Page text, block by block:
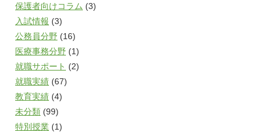
保護者向けコラム (3)
入試情報 (3)
公務員分野 (16)
医療事務分野 (1)
就職サポート (2)
就職実績 (67)
教育実績 (4)
未分類 (99)
特別授業 (1)